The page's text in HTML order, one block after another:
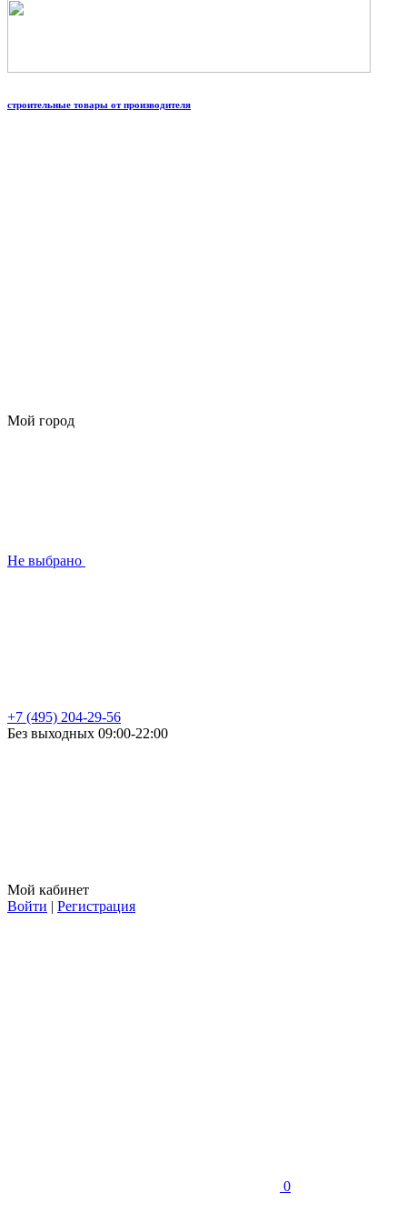
строительные товары от производителя
Мой город
Не выбрано
+7 (495) 204-29-56
Без выходных 09:00-22:00
Мой кабинет
Войти | Регистрация
0